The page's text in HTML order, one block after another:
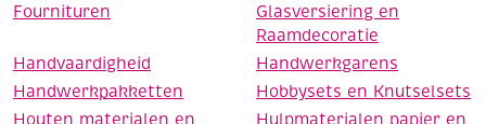
Fournituren
Glasversiering en
Raamdecoratie
Handvaardigheid
Handwerkgarens
Handwerkpakketten
Hobbysets en Knutselsets
Houten materialen en
Hulpmaterialen papier en